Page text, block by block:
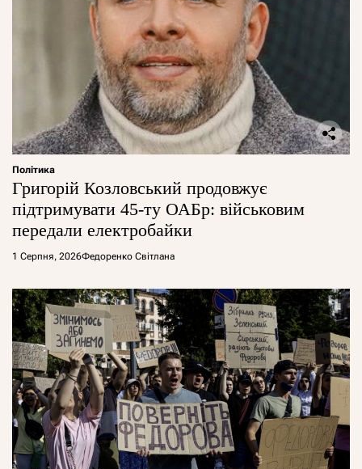
Політика
Григорій Козловський продовжує
підтримувати 45-ту ОАБр: військовим
передали електробайки
1 Серпня, 2026Федоренко Світлана